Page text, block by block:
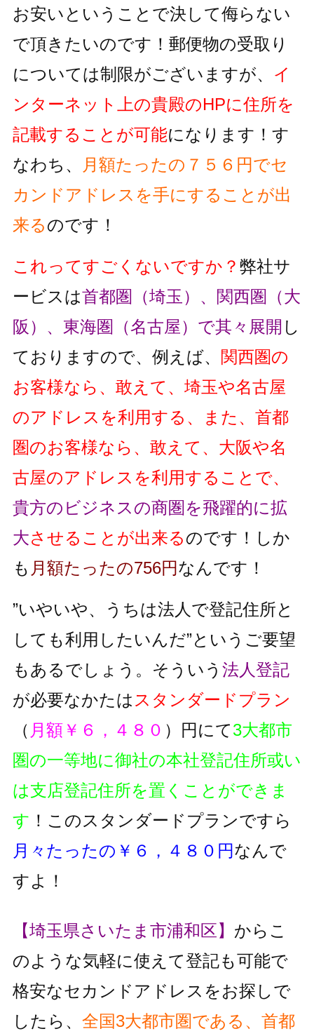
お安いということで決して侮らない
で頂きたいのです！郵便物の受取り
については制限がございますが、 イ
ンターネット上の貴殿のHPに住所を
記載することが可能になります！す
なわち、
月額たったの７５６円でセ
カンドアドレスを手にすることが出
来るのです！
これってすごくないですか？ 弊社サ
ービスは首都圏（埼玉）、関西圏（大
阪）、東海圏（名古屋）で其々展開 し
ておりますので、例えば、 関西圏の
お客様なら、敢えて、埼玉や名古屋
のアドレスを利用する、また、首都
圏のお客様なら、敢えて、大阪や名
古屋のアドレスを利用することで、
貴方のビジネスの商圏を飛躍的に拡
大させることが出来るのです！しか
も 月額たったの756円なんです！
”いやいや、うちは法人で登記住所と
しても利用したいんだ”というご要望
もあるでしょう。そういう 法人登記
が必要なかたは スタンダードプラン
（ 月額￥６，４８０ ）円にて3大都市
圏の一等地に御社の本社登記住所或い
は支店登記住所を置くことができま
す ！このスタンダードプランですら
月々たったの￥６，４８０円なんで
すよ！
【埼玉県さいたま市浦和区】 からこ
のような気軽に使えて登記も可能で
格安なセカンドアドレスをお探しで
したら、 全国3大都市圏である、首都